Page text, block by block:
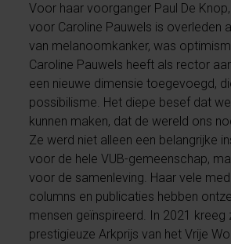
Voor haar voorganger Paul De
voor Caroline Pauwels is overleden
van melanoomkanker, was
Caroline Pauwels heeft als rector
een nieuwe dimensie toegevoegd,
possibilisme. Het diepe besef dat
kunnen maken, dat de wereld ons
Ze werd niet alleen een belangrijke
voor de hele VUB-gemeenschap,
voor de samenleving. Haar vele
columns en publicaties hebben
mensen geïnspireerd. In 2021 kreeg
prestigieuze Arkprijs van het Vrije